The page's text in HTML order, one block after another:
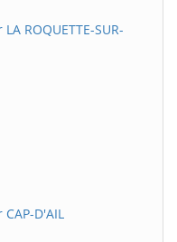
ROQUETTE-SUR-
D'AIL